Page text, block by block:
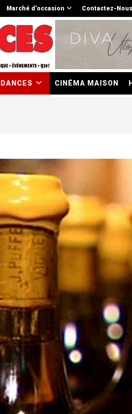
Marché d’occasion Contactez-Nous
CINÉMA MAISON